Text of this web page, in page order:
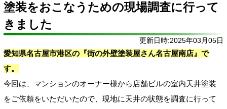
塗装をおこなうための現場調査に行って
きました
更新日時:2025年03月05日
愛知県名古屋市港区の『街の外壁塗装屋さん名古屋南店』で
す。
今回は、マンションのオーナー様から店舗ビルの室内天井塗装
をご依頼をいただいたので、現地に天井の状態を調査に行って